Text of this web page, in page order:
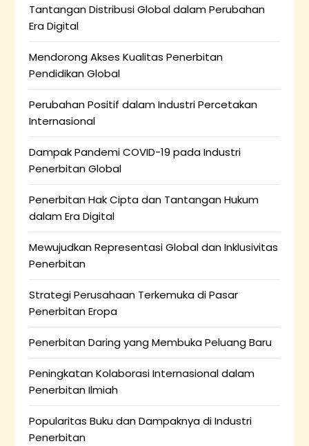
Tantangan Distribusi Global dalam Perubahan
Era Digital
Mendorong Akses Kualitas Penerbitan
Pendidikan Global
Perubahan Positif dalam Industri Percetakan
Internasional
Dampak Pandemi COVID-19 pada Industri
Penerbitan Global
Penerbitan Hak Cipta dan Tantangan Hukum
dalam Era Digital
Mewujudkan Representasi Global dan Inklusivitas
Penerbitan
Strategi Perusahaan Terkemuka di Pasar
Penerbitan Eropa
Penerbitan Daring yang Membuka Peluang Baru
Peningkatan Kolaborasi Internasional dalam
Penerbitan Ilmiah
Popularitas Buku dan Dampaknya di Industri
Penerbitan